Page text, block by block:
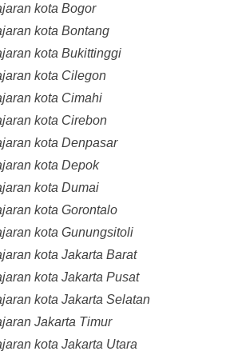
kota Bogor
kota Bontang
kota Bukittinggi
kota Cilegon
kota Cimahi
kota Cirebon
kota Denpasar
kota Depok
kota Dumai
kota Gorontalo
kota Gunungsitoli
kota Jakarta Barat
kota Jakarta Pusat
kota Jakarta Selatan
Jakarta Timur
kota Jakarta Utara